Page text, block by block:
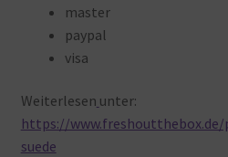
master
paypal
visa
Weiterlesen unter:
https://
suede